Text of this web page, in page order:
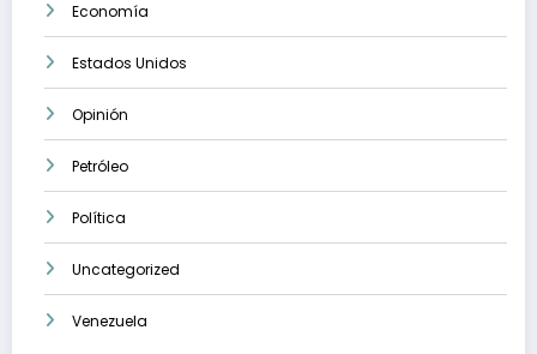
Economía
Estados Unidos
Opinión
Petróleo
Política
Uncategorized
Venezuela